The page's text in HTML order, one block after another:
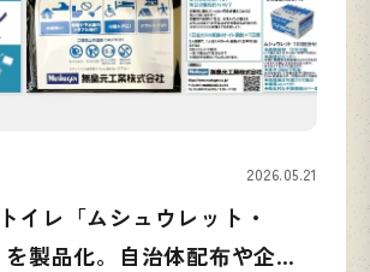
2026.05.21
イレ「ムシュウレット・
製品化。自治体配布や企業